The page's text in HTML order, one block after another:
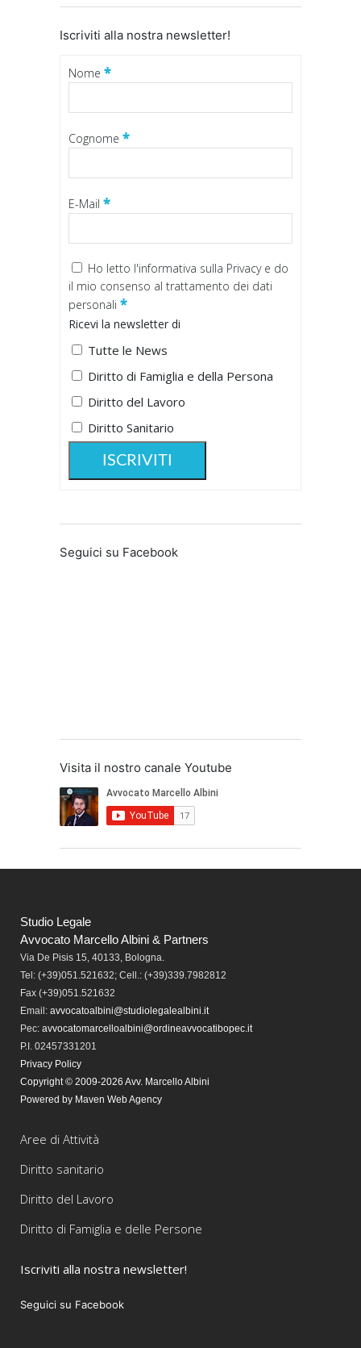
Iscriviti alla nostra newsletter!
Nome *
Cognome *
E-Mail *
Ho letto l'informativa sulla Privacy e do
il mio consenso al trattamento dei dati
personali *
Ricevi la newsletter di
Tutte le News
Diritto di Famiglia e della Persona
Diritto del Lavoro
Diritto Sanitario
Seguici su Facebook
Visita il nostro canale Youtube
Studio Legale
Avvocato Marcello Albini & Partners
Via De Pisis 15, 40133, Bologna.
Tel: (+39)051.521632; Cell.: (+39)339.7982812
Fax (+39)051.521632
Email: avvocatoalbini@studiolegalealbini.it
Pec: avvocatomarcelloalbini@ordineavvocatibopec.it
P.I. 02457331201
Privacy Policy
Copyright © 2009-2026 Avv. Marcello Albini
Powered by Maven Web Agency
Aree di Attività
Diritto sanitario
Diritto del Lavoro
Diritto di Famiglia e delle Persone
Iscriviti alla nostra newsletter!
Seguici su Facebook